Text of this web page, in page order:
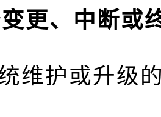
维护或升级